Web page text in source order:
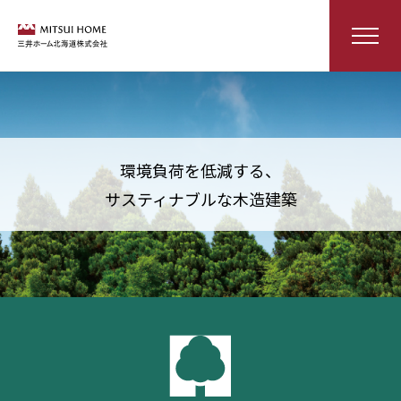
環境負荷を低減する、
サスティナブルな木造建築